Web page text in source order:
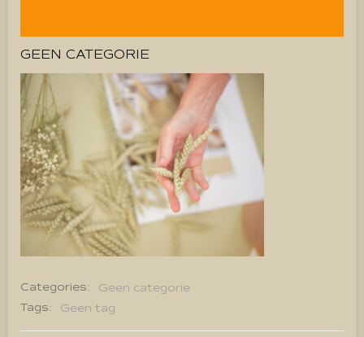
GEEN CATEGORIE
Categories:
Geen categorie
Tags:
Geen tag